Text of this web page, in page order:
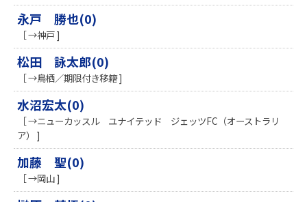
永戸 勝也(0)
［ →神戸 ]
松田 詠太郎(0)
［ →鳥栖／期限付き移籍 ]
水沼宏太(0)
［ →ニューカッスル ユナイテッド ジェッツFC（オーストラリ
ア） ]
加藤 聖(0)
［ →岡山 ]